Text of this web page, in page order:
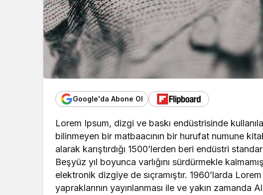
Google'da Abone Ol
Lorem Ipsum, dizgi ve baskı endüstrisinde
bilinmeyen bir matbaacının bir hurufat numune
alarak karıştırdığı 1500’lerden beri endüstri
Beşyüz yıl boyunca varlığını sürdürmekle
elektronik dizgiye de sıçramıştır. 1960’larda
yapraklarının yayınlanması ile ve yakın